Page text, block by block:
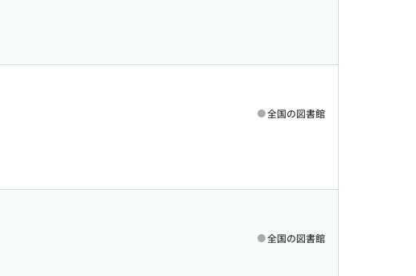
全国の図書館
全国の図書館